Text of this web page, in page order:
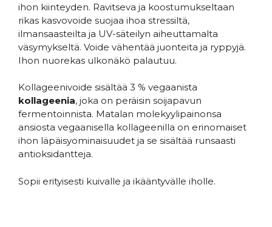
ihon kiinteyden. Ravitseva ja koostumukseltaan
rikas kasvovoide suojaa ihoa stressiltä,
ilmansaasteilta ja UV-säteilyn aiheuttamalta
väsymykseltä. Voide vähentää juonteita ja ryppyjä.
Ihon nuorekas ulkonäkö palautuu.
Kollageenivoide sisältää 3 % vegaanista
kollageenia, joka on peräisin soijapavun
fermentoinnista. Matalan molekyylipainonsa
ansiosta vegaanisella kollageenilla on erinomaiset
ihon läpäisyominaisuudet ja se sisältää runsaasti
antioksidantteja.
Sopii erityisesti kuivalle ja ikääntyvälle iholle.